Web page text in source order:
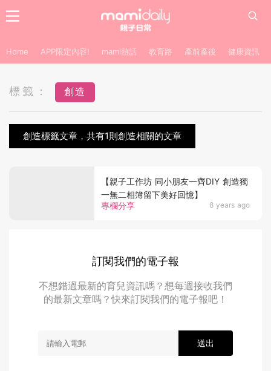
Home APP限定內容! mami熱話 教育路 產前產後 健康資訊
標籤： 創造
創造標籤文章，共有1則創造相關的文章
專欄分享 8 years ago
【親子工作坊 同小朋友一齊DIY 創造獨
一無二相簿留下美好回憶】
訂閱我們的電子報
不想錯過最新的育兒資訊嗎？想每週接收我們
的最新文章嗎？快來訂閱我們的電子報吧！
送出